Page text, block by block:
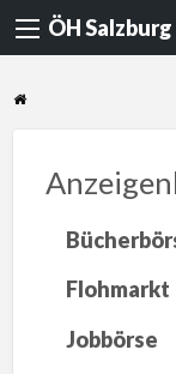
ÖH
Flohmarkt
Jobbörse